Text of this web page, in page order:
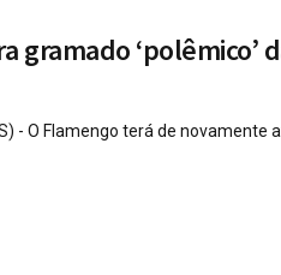
gramado ‘polêmico’
- O Flamengo terá de